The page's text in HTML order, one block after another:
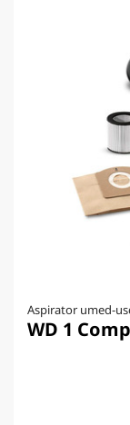
Aspirator umed-
WD 1